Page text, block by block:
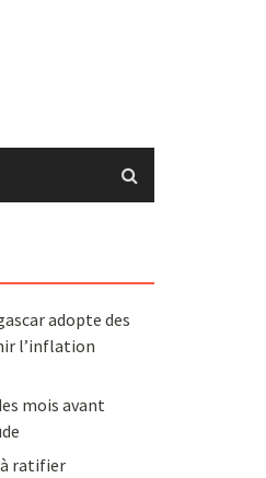
adopte des
l’inflation
mois avant
ratifier